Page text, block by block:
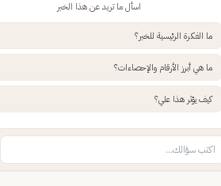
اسأل ما تريد عن هذا الخبر
ما الفكرة الرئيسية للخبر؟
ما هي أبرز الأرقام والإحصاءات؟
كيف يؤثر هذا علي؟